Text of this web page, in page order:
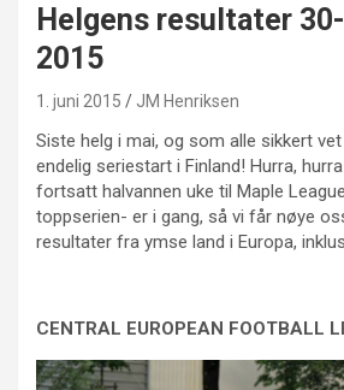
Helgens resultater
2015
1. juni 2015 JM Henriksen
Siste helg i mai, og som alle sikkert
endelig seriestart i Finland! Hurra,
fortsatt halvannen uke til Maple
toppserien- er i gang, så vi får nøye
resultater fra ymse land i Europa,
CENTRAL EUROPEAN FOOTBALL